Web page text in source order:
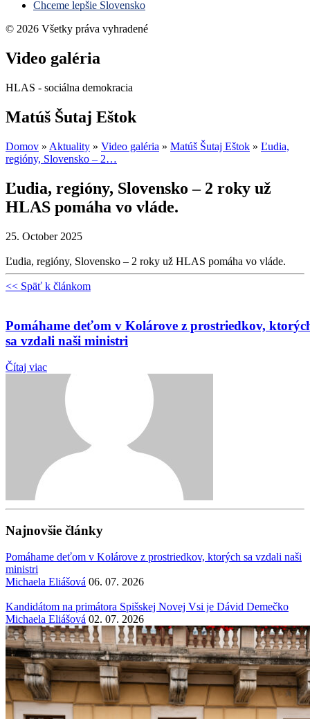
Chceme lepšie Slovensko
© 2026 Všetky práva vyhradené
Video galéria
HLAS - sociálna demokracia
Matúš Šutaj Eštok
Domov » Aktuality » Video galéria » Matúš Šutaj Eštok » Ľudia,
regióny, Slovensko – 2…
Ľudia, regióny, Slovensko – 2 roky už
HLAS pomáha vo vláde.
25. October 2025
Ľudia, regióny, Slovensko – 2 roky už HLAS pomáha vo vláde.
<< Späť k článkom
Pomáhame deťom v Kolárove z prostriedkov,
sa vzdali naši ministri
Čítaj viac
Najnovšie články
Pomáhame deťom v Kolárove z prostriedkov, ktorých sa vzdali naši
ministri
Michaela Eliášová 06. 07. 2026
Kandidátom na primátora Spišskej Novej Vsi je Dávid Demečko
Michaela Eliášová 02. 07. 2026